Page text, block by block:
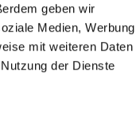
geben wir
Medien, Werbung
mit weiteren Daten
der Dienste